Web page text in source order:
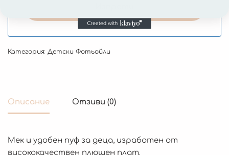
Категория: Детски Фотьойли
Описание Отзиви (0)
Мек и удобен пуф за деца, изработен от
висококачествен плюшен плат.